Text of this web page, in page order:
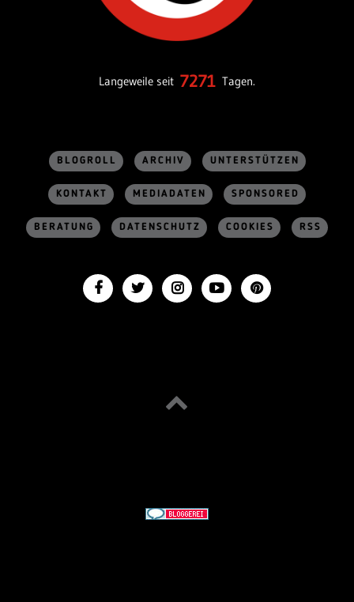
Langeweile seit 7271 Tagen.
BLOGROLL ARCHIV UNTERSTÜTZEN
KONTAKT MEDIADATEN SPONSORED
BERATUNG DATENSCHUTZ COOKIES RSS